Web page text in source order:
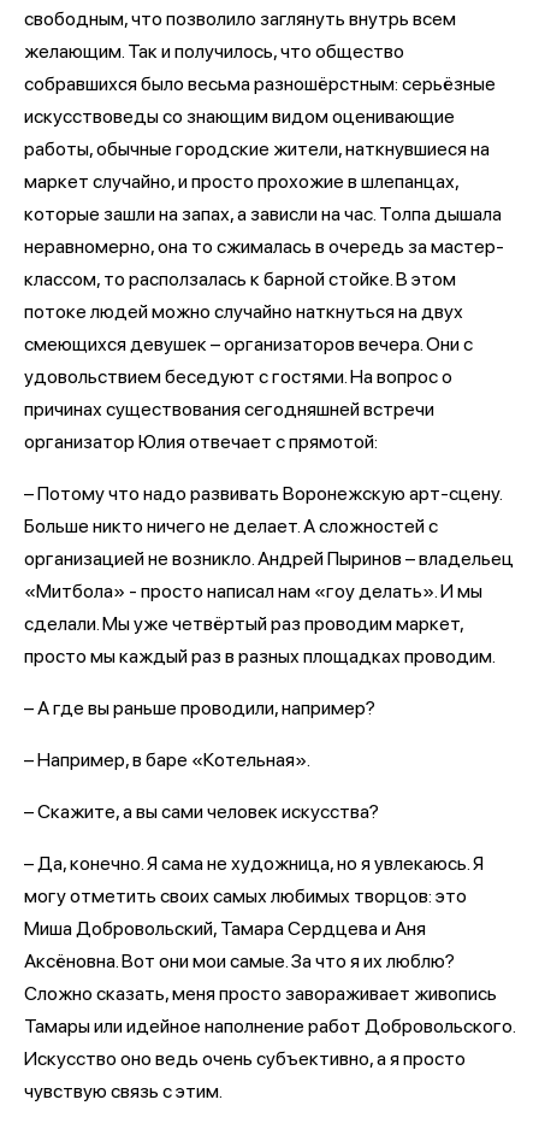
свободным, что позволило заглянуть внутрь всем
желающим. Так и получилось, что общество
собравшихся было весьма разношёрстным: серьёзные
искусствоведы со знающим видом оценивающие
работы, обычные городские жители, наткнувшиеся на
маркет случайно, и просто прохожие в шлепанцах,
которые зашли на запах, а зависли на час. Толпа дышала
неравномерно, она то сжималась в очередь за мастер-
классом, то расползалась к барной стойке. В этом
потоке людей можно случайно наткнуться на двух
смеющихся девушек – организаторов вечера. Они с
удовольствием беседуют с гостями. На вопрос о
причинах существования сегодняшней встречи
организатор Юлия отвечает с прямотой:
– Потому что надо развивать Воронежскую арт-сцену.
Больше никто ничего не делает. А сложностей с
организацией не возникло. Андрей Пыринов – владельец
«Митбола» - просто написал нам «гоу делать». И мы
сделали. Мы уже четвёртый раз проводим маркет,
просто мы каждый раз в разных площадках проводим.
– А где вы раньше проводили, например?
– Например, в баре «Котельная».
– Скажите, а вы сами человек искусства?
– Да, конечно. Я сама не художница, но я увлекаюсь. Я
могу отметить своих самых любимых творцов: это
Миша Добровольский, Тамара Сердцева и Аня
Аксёновна. Вот они мои самые. За что я их люблю?
Сложно сказать, меня просто завораживает живопись
Тамары или идейное наполнение работ Добровольского.
Искусство оно ведь очень субъективно, а я просто
чувствую связь с этим.